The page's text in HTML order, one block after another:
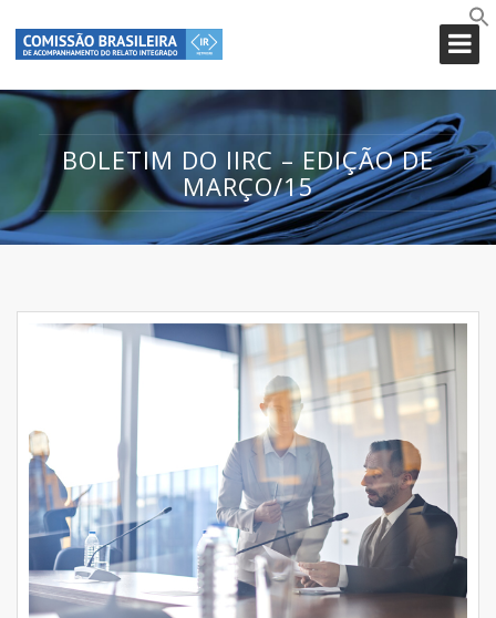
BOLETIM DO IIRC – EDIÇÃO DE
MARÇO/15